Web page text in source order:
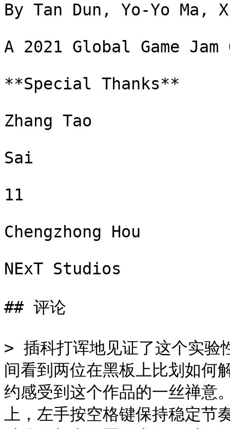
By Tan Dun, Yo-Yo Ma,
A 2021 Global Game
**Special Thanks**
Zhang Tao
Sai
11
Chengzhong Hou
NExT Studios
## 评论
> 插科打诨地见证了这个实验
间看到两位在黑板上比划如何
约感受到这个作品的一丝禅意
上，左手按空格键保持稳定